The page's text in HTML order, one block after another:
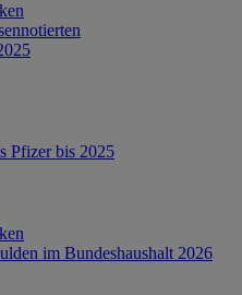
Pfizer bis 2025
im Bundeshaushalt 2026